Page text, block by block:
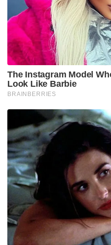
The Instagram Model
Look Like Barbie
BRAINBERRIES